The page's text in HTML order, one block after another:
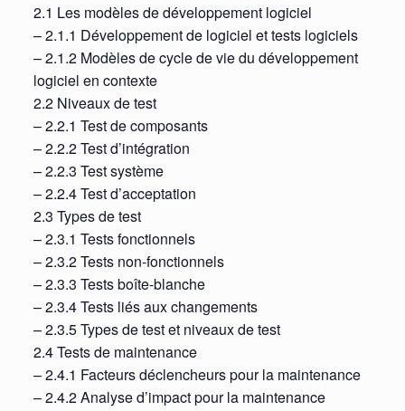
2.1 Les modèles de développement logiciel
– 2.1.1 Développement de logiciel et tests logiciels
– 2.1.2 Modèles de cycle de vie du développement
logiciel en contexte
2.2 Niveaux de test
– 2.2.1 Test de composants
– 2.2.2 Test d’intégration
– 2.2.3 Test système
– 2.2.4 Test d’acceptation
2.3 Types de test
– 2.3.1 Tests fonctionnels
– 2.3.2 Tests non-fonctionnels
– 2.3.3 Tests boîte-blanche
– 2.3.4 Tests liés aux changements
– 2.3.5 Types de test et niveaux de test
2.4 Tests de maintenance
– 2.4.1 Facteurs déclencheurs pour la maintenance
– 2.4.2 Analyse d’impact pour la maintenance